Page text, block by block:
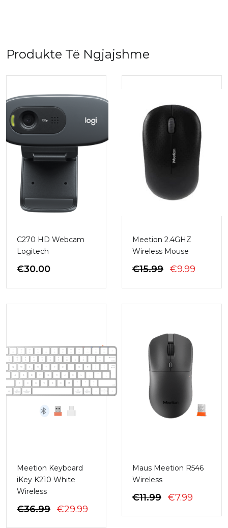
Produkte Të Ngjajshme
C270 HD Webcam
Logitech
€30.00
Meetion 2.4GHZ
Wireless Mouse
€15.99 ÇMIMI
QE:
€15.99.
€9.99
Meetion Keyboard
iKey K210 White
Wireless
€36.99 ÇMIMI
€29.99
Maus Meetion R546
Wireless
€11.99 ÇMIMI
€7.99